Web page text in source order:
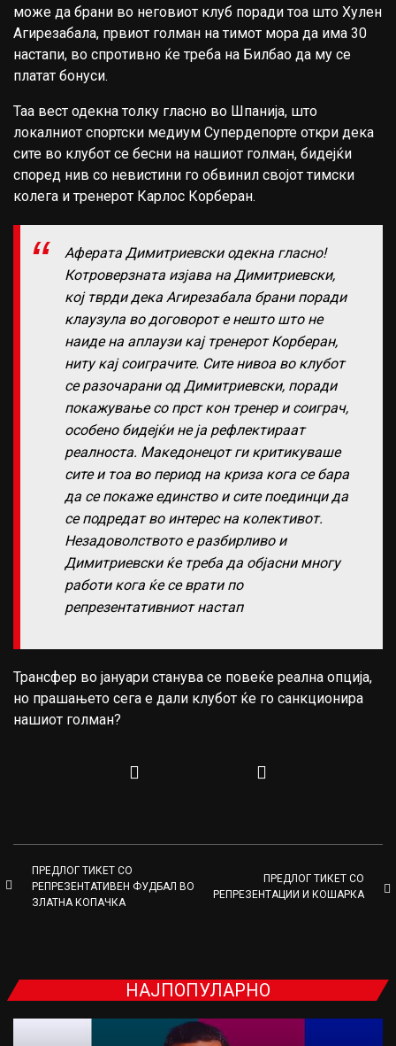
може да брани во неговиот клуб поради тоа што Хулен
Агирезабала, првиот голман на тимот мора да има 30
настапи, во спротивно ќе треба на Билбао да му се
платат бонуси.
Таа вест одекна толку гласно во Шпанија, што
локалниот спортски медиум Супердепорте откри дека
сите во клубот се бесни на нашиот голман, бидејќи
според нив со невистини го обвинил својот тимски
колега и тренерот Карлос Корберан.
Аферата Димитриевски одекна гласно!
Котроверзната изјава на Димитриевски,
кој тврди дека Агирезабала брани поради
клаузула во договорот е нешто што не
наиде на аплаузи кај тренерот Корберан,
ниту кај соиграчите. Сите нивоа во клубот
се разочарани од Димитриевски, поради
покажување со прст кон тренер и соиграч,
особено бидејќи не ја рефлектираат
реалноста. Македонецот ги критикуваше
сите и тоа во период на криза кога се бара
да се покаже единство и сите поединци да
се подредат во интерес на колективот.
Незадоволството е разбирливо и
Димитриевски ќе треба да објасни многу
работи кога ќе се врати по
репрезентативниот настап
Трансфер во јануари станува се повеќе реална опција,
но прашањето сега е дали клубот ќе го санкционира
нашиот голман?
ПРЕДЛОГ ТИКЕТ СО
РЕПРЕЗЕНТАТИВЕН ФУДБАЛ ВО
ЗЛАТНА КОПАЧКА
ПРЕДЛОГ ТИКЕТ СО
РЕПРЕЗЕНТАЦИИ И КОШАРКА
НАЈПОПУЛАРНО